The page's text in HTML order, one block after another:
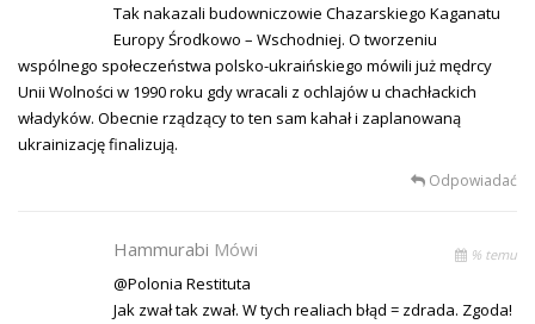
Tak nakazali budowniczowie Chazarskiego Kaganatu
Europy Środkowo – Wschodniej. O tworzeniu
wspólnego społeczeństwa polsko-ukraińskiego mówili już mędrcy
Unii Wolności w 1990 roku gdy wracali z ochlajów u chachłackich
władyków. Obecnie rządzący to ten sam kahał i zaplanowaną
ukrainizację finalizują.
Odpowiadać
Hammurabi Mówi % temu
@Polonia Restituta
Jak zwał tak zwał. W tych realiach błąd = zdrada. Zgoda!